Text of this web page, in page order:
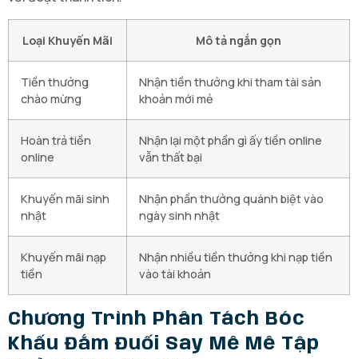
Loại Khuyến Mãi Mô tả ngắn gọn
Tiền thưởng
chào mừng
Nhận tiền thưởng khi tham tài sản
khoản mới mẻ
Hoàn trả tiền
online
Nhận lại một phần gì ấy tiền online
vẫn thất bại
Khuyến mãi sinh
nhật
Nhận phần thưởng quánh biệt vào
ngày sinh nhật
Khuyến mãi nạp
tiền
Nhận nhiều tiền thưởng khi nạp tiền
vào tài khoản
Chương Trình Phân Tách Bóc
Khấu Đắm Đuối Say Mê Mê Tập